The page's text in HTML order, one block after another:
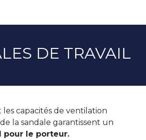
DE TRAVAIL
les capacités de ventilation
la sandale garantissent un
pour le porteur.